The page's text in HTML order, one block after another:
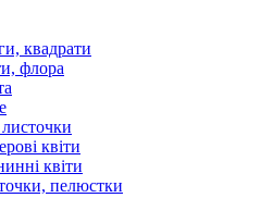
квадрати
флора
квіти
квіти
пелюстки